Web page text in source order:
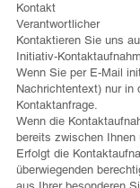
Kontakt
Verantwortlicher
Kontaktieren Sie uns
Initiativ-
Wenn Sie per E-Mail
Nachrichtentext) nur in
Kontaktanfrage.
Wenn die
bereits zwischen Ihnen
Erfolgt die
überwiegenden